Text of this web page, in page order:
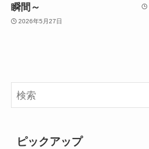
瞬間～
2026年5月27日
ピックアップ